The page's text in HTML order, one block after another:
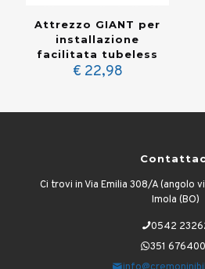
Attrezzo GIANT per
installazione
facilitata tubeless
€ 22,98
Ci trovi in Via Emilia 308/A (angolo
Imola (BO)
0542
351